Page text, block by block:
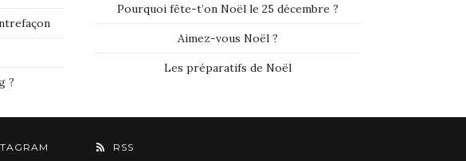
?
Pourquoi fête-t’on Noël le 25 décembre ?
Aimez-vous Noël ?
Les préparatifs de Noël
RSS